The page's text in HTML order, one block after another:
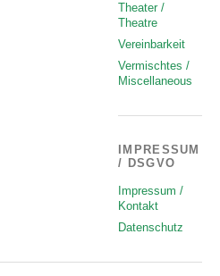
Theater /
Theatre
Vereinbarkeit
Vermischtes /
Miscellaneous
IMPRESSUM
/ DSGVO
Impressum /
Kontakt
Datenschutz